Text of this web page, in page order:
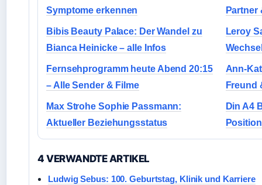
Symptome erkennen
Partner
Bibis Beauty Palace: Der Wandel zu
Bianca Heinicke – alle Infos
Leroy
Fernsehprogramm heute Abend 20:15
– Alle Sender & Filme
Ann-
Freund
Max Strohe Sophie Passmann:
Aktueller Beziehungsstatus
Din A4
4 VERWANDTE ARTIKEL
Ludwig Sebus: 100. Geburtstag, Klinik und Karriere